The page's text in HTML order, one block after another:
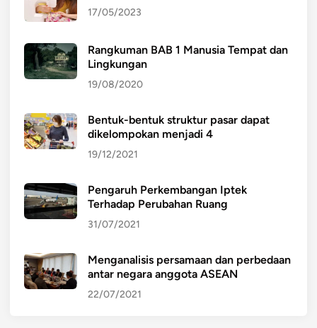
17/05/2023
Rangkuman BAB 1 Manusia Tempat dan
Lingkungan
19/08/2020
Bentuk-bentuk struktur pasar dapat
dikelompokan menjadi 4
19/12/2021
Pengaruh Perkembangan Iptek
Terhadap Perubahan Ruang
31/07/2021
Menganalisis persamaan dan perbedaan
antar negara anggota ASEAN
22/07/2021